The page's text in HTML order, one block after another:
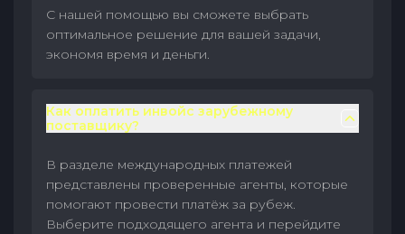
С нашей помощью вы сможете выбрать
оптимальное решение для вашей задачи,
экономя время и деньги.
Как оплатить инвойс зарубежному
поставщику?
В разделе международных платежей
представлены проверенные агенты, которые
помогают провести платёж за рубеж.
Выберите подходящего агента и перейдите